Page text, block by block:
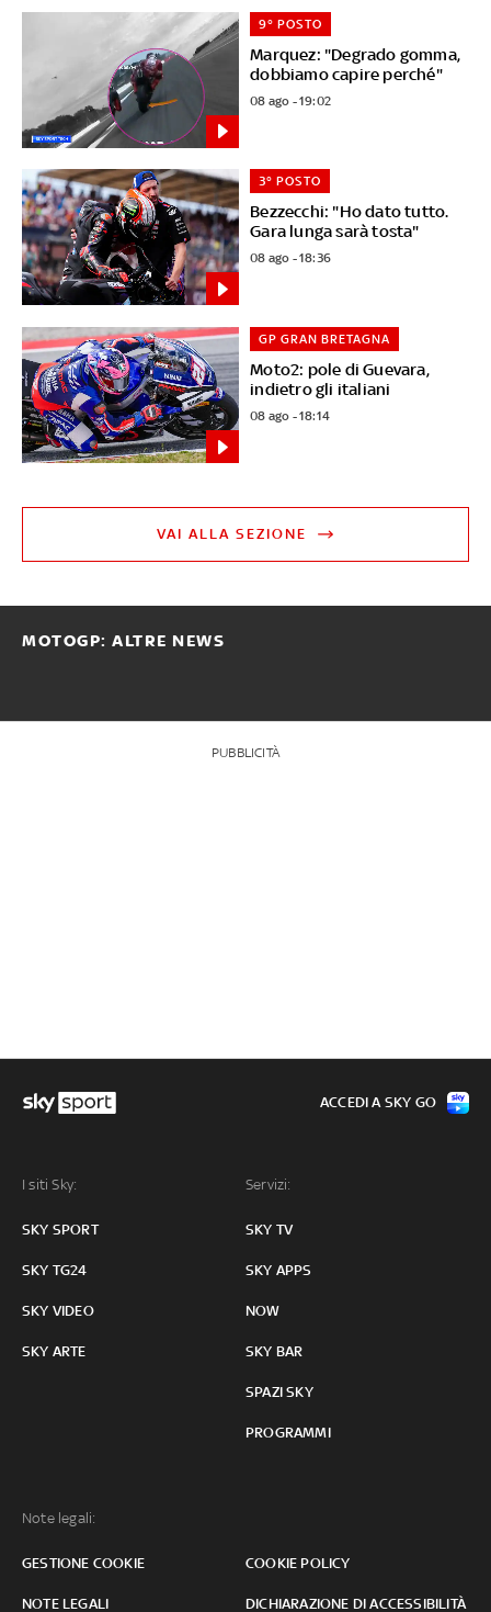
Marquez: "Degrado gomma,
dobbiamo capire perché"
9° POSTO
08 ago - 19:02
Bezzecchi: "Ho dato tutto.
Gara lunga sarà tosta"
3° POSTO
08 ago - 18:36
Moto2: pole di Guevara,
indietro gli italiani
GP GRAN BRETAGNA
08 ago - 18:14
VAI ALLA SEZIONE
MOTOGP: ALTRE NEWS
PUBBLICITÀ
I siti Sky:
SKY SPORT
SKY TG24
SKY VIDEO
SKY ARTE
Servizi:
SKY TV
SKY APPS
NOW
SKY BAR
SPAZI SKY
PROGRAMMI
Note legali:
GESTIONE COOKIE COOKIE POLICY
NOTE LEGALI DICHIARAZIONE DI ACCESSIBILITÀ
ACCEDI A SKY GO